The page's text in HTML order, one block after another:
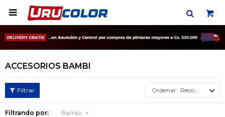

ACCESORIOS BAMBI
Recomendados
Filtrando por: Bambi